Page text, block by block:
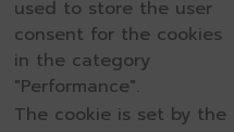
used to store the user
consent for the cookies
in the category
"Performance".
The cookie is set by the